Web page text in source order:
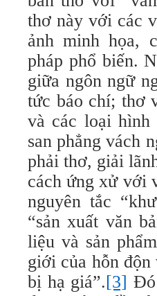
thơ này với các
ảnh minh họa,
pháp phổ biến.
giữa ngôn ngữ
tức báo chí; thơ
và các loại hình
san phẳng vách
phải thơ, giải
cách ứng xử với
nguyên tắc
“sản xuất văn
liệu và sản
giới của hỗn
bị hạ giá”.[3] Đó